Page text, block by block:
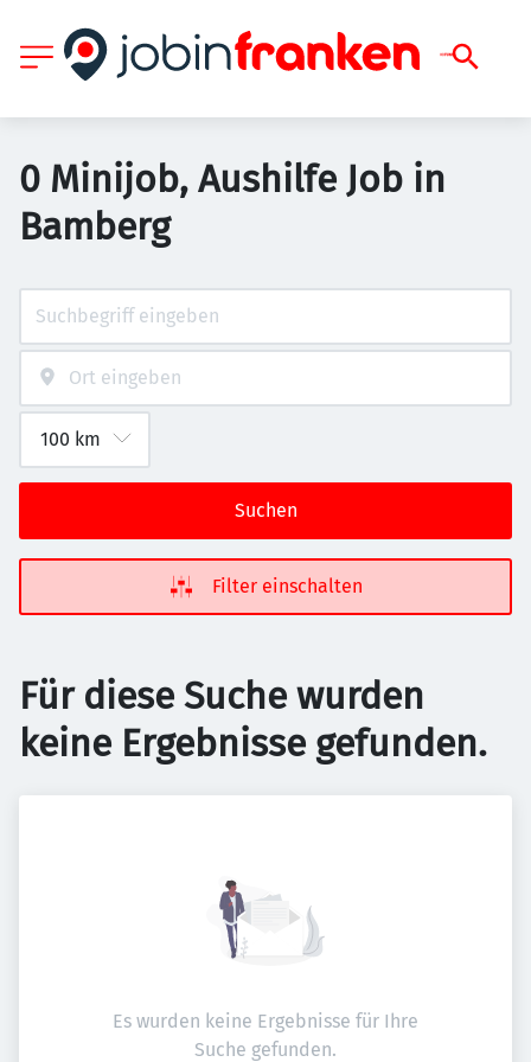
0 Minijob, Aushilfe Job in
Bamberg
Suchen
Filter einschalten
Für diese Suche wurden
keine Ergebnisse gefunden.
Es wurden keine Ergebnisse für Ihre
Suche gefunden.